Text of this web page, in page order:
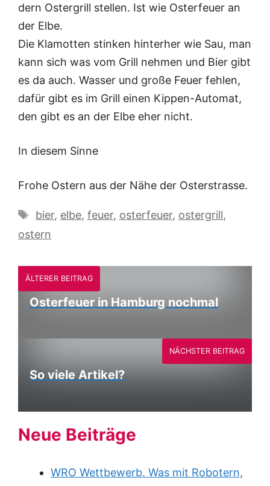
dern Ostergrill stellen. Ist wie Osterfeuer an
der Elbe.
Die Klamotten stinken hinterher wie Sau, man
kann sich was vom Grill nehmen und Bier gibt
es da auch. Wasser und große Feuer fehlen,
dafür gibt es im Grill einen Kippen-Automat,
den gibt es an der Elbe eher nicht.
In diesem Sinne
Frohe Ostern aus der Nähe der Osterstrasse.
Schlagwörter
bier, elbe, feuer, osterfeuer, ostergrill,
ostern
ÄLTERER BEITRAG
Osterfeuer in Hamburg nochmal
So viele Artikel?
NÄCHSTER BEITRAG
Neue Beiträge
WRO Wettbewerb. Was mit Robotern,